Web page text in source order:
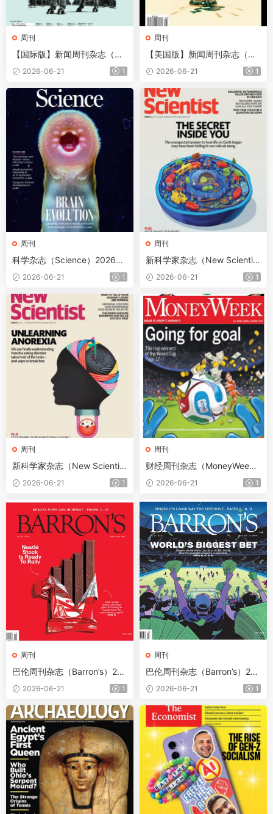
周刊
【国际版】新闻周刊杂志（Ne
wsweek）2026年6月26日
2026-06-21 1
周刊
【美国版】新闻周刊杂志（Ne
wsweek）2026年6月19日
2026-06-21 1
周刊
科学杂志（Science）2026年
6月18日
2026-06-21 1
周刊
新科学家杂志（New Scientis
t）2026年6月20日
2026-06-21 1
周刊
新科学家杂志（New Scientis
t）2026年6月13日
2026-06-21 1
周刊
财经周刊杂志（MoneyWee
k）2026年6月19日
2026-06-21 1
周刊
巴伦周刊杂志（Barron’s）202
6年6月15日
2026-06-21 1
周刊
巴伦周刊杂志（Barron’s）202
6年6月8日
2026-06-21 1